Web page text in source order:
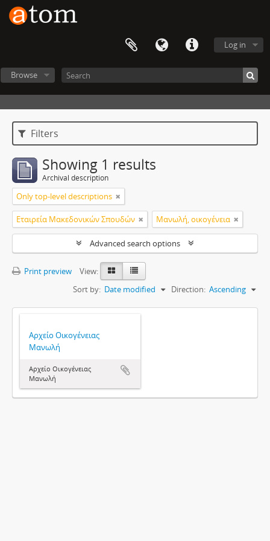
Log in
Browse
Filters
Showing 1 results
Archival description
Only top-level descriptions
Εταιρεία Μακεδονικών Σπουδών Μανωλή, οικογένεια
Advanced search options
Print preview
View:
Sort by: Date modified Direction: Ascending
Αρχείο Οικογένειας
Μανωλή
Αρχείο Οικογένειας
Μανωλή